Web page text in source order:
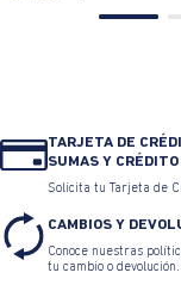
TARJETA DE
SUMAS Y
Solicita tu Tarjeta de
CAMBIOS Y
Conoce nuestras
tu cambio o devolución.